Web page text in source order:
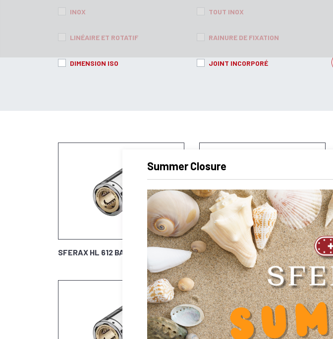
INOX TOUT INOX
LINÉAIRE ET ROTATIF RAINURE DE FIXATION
DIMENSION ISO JOINT INCORPORÉ
SFERAX HL 612 BA SFERAX HL 612 A
Summer Closure